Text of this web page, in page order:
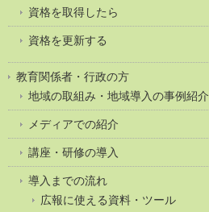
資格を取得したら
資格を更新する
教育関係者・行政の方
地域の取組み・地域導入の事例紹介
メディアでの紹介
講座・研修の導入
導入までの流れ
広報に使える資料・ツール